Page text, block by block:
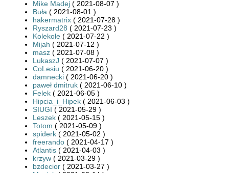
Mike Madej ( 2021-08-07 )
Buła ( 2021-08-01 )
hakermatrix ( 2021-07-28 )
Ryszard28 ( 2021-07-23 )
Kolekole ( 2021-07-22 )
Mijah ( 2021-07-12 )
masz ( 2021-07-08 )
LukaszJ ( 2021-07-07 )
CoLesiu ( 2021-06-20 )
damnecki ( 2021-06-20 )
paweł dmitruk ( 2021-06-10 )
Felek ( 2021-06-05 )
Hipcia_i_Hipek ( 2021-06-03 )
SIUGI ( 2021-05-29 )
Leszek ( 2021-05-15 )
Totom ( 2021-05-09 )
spiderk ( 2021-05-02 )
freerando ( 2021-04-17 )
Atlantis ( 2021-04-03 )
krzyw ( 2021-03-29 )
bzdecior ( 2021-03-27 )